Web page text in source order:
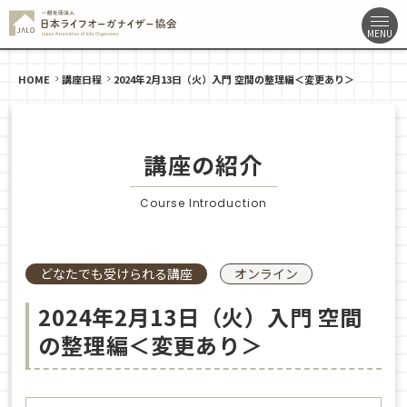
HOME 講座日程 2024年2月13日（火）入門 空間の整理編＜変更あり＞
講座の紹介
Course Introduction
どなたでも受けられる講座 オンライン
2024年2月13日（火）入門 空間
の整理編＜変更あり＞